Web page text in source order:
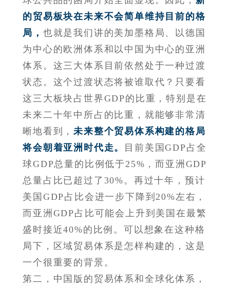
的贸易板块在未来不会简单维持目前的格
局， 也就是我们讲的美加墨格局、以德国
为中心的欧洲体系和以中国为中心的亚洲
体系。这三大体系目前依然处于一种过渡
状态。这个过渡状态将被谁取代？只要看
这三大板块占世界GDP的比重，特别是在
未来二十年中所占的比重，就能够非常清
晰地看到，未来整个贸易体系构建的格局
将会朝着亚洲时代走。
目前美国GDP占全
球GDP总量的比例低于25%，而亚洲GDP
总量占比已超过了30%。再过十年，预计
美国GDP占比会进一步下降到20%左右，
而亚洲GDP占比可能会上升到美国在最繁
盛时接近40%的比例。可以想象在这种格
局下，区域贸易体系是怎样构建的，这是
一个很重要的背景。
第二，中国版的贸易体系和全球化体系，